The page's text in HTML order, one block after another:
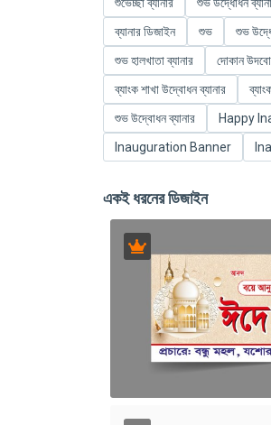
ব্যানার ডিজাইন
শুভ শুভ
শুভ হালখাতা ব্যানার
দোকান
ব্যাংক শাখা উদ্বোধন ব্যানার
শুভ উদ্বোধন ব্যানার
Happy
Inauguration Banner
একই ধরনের ডিজাইন